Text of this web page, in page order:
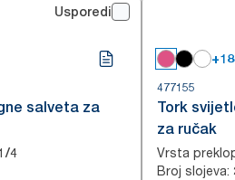
Usporedi
salveta za
4
+18
477155
Tork
za ručak
Vrsta
Broj slojeva: